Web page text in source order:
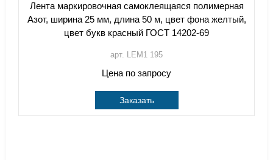
Лента маркировочная самоклеящаяся полимерная
Азот, ширина 25 мм, длина 50 м, цвет фона желтый,
цвет букв красный ГОСТ 14202-69
арт. LEM1 195
Цена по запросу
Заказать